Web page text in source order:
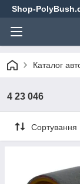
Shop-
Каталог
4 23 046
Сортування